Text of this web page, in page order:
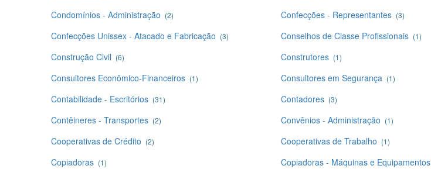
Condomínios - Administração (2) Confecções - Representantes (3)
Confecções Unissex - Atacado e Fabricação (3) Conselhos de Classe Profissionais (1)
Construção Civil (6) Construtores (1)
Consultores Econômico-Financeiros (1) Consultores em Segurança (1)
Contabilidade - Escritórios (31) Contadores (3)
Contêineres - Transportes (2) Convênios - Administração (1)
Cooperativas de Crédito (2) Cooperativas de Trabalho (1)
Copiadoras (1) Copiadoras - Máquinas e Equipamentos